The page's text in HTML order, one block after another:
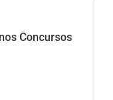
Concursos